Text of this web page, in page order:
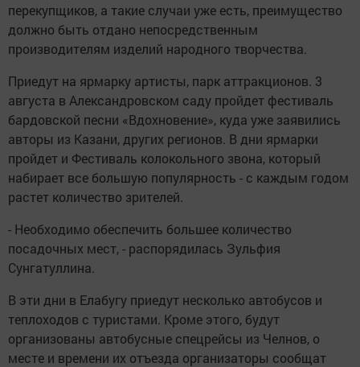
перекупщиков, а такие случаи уже есть, преимущество
должно быть отдано непосредственным
производителям изделий народного творчества.
Приедут на ярмарку артисты, парк аттракционов. 3
августа в Александровском саду пройдет фестиваль
бардовской песни «Вдохновение», куда уже заявились
авторы из Казани, других регионов. В дни ярмарки
пройдет и Фестиваль колокольного звона, который
набирает все большую популярность - с каждым годом
растет количество зрителей.
- Необходимо обеспечить большее количество
посадочных мест, - распорядилась Зульфия
Сунгатуллина.
В эти дни в Елабугу приедут несколько автобусов и
теплоходов с туристами. Кроме этого, будут
организованы автобусные спецрейсы из Челнов, о
месте и времени их отъезда организаторы сообщат